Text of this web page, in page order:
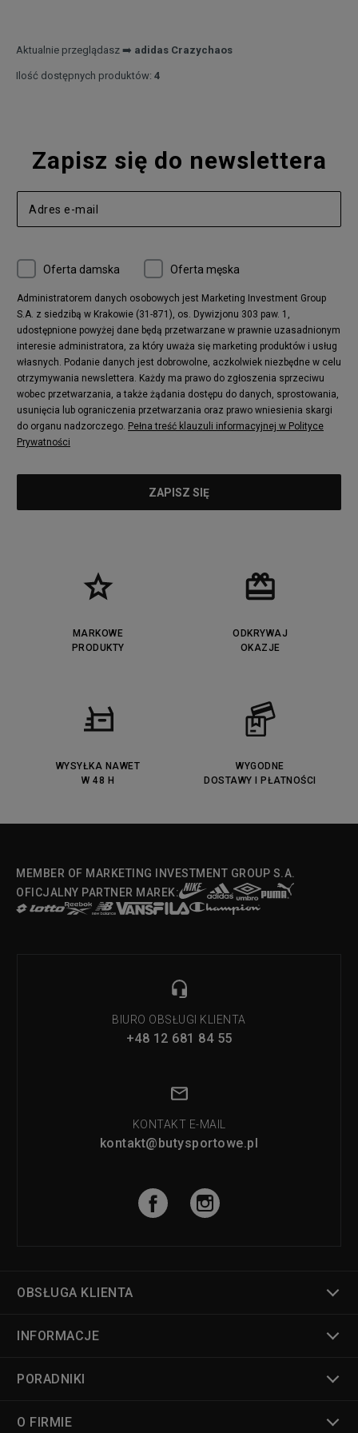
Aktualnie przeglądasz ➡️ adidas Crazychaos
Ilość dostępnych produktów: 4
Zapisz się do newslettera
Oferta damska Oferta męska
Administratorem danych osobowych jest Marketing Investment Group
S.A. z siedzibą w Krakowie (31-871), os. Dywizjonu 303 paw. 1,
udostępnione powyżej dane będą przetwarzane w prawnie uzasadnionym
interesie administratora, za który uważa się marketing produktów i usług
własnych. Podanie danych jest dobrowolne, aczkolwiek niezbędne w celu
otrzymywania newslettera. Każdy ma prawo do zgłoszenia sprzeciwu
wobec przetwarzania, a także żądania dostępu do danych, sprostowania,
usunięcia lub ograniczenia przetwarzania oraz prawo wniesienia skargi
do organu nadzorczego. Pełna treść klauzuli informacyjnej w Polityce
Prywatności
MARKOWE
PRODUKTY
ODKRYWAJ
OKAZJE
WYSYŁKA NAWET
W 48 H
WYGODNE
DOSTAWY I PŁATNOŚCI
MEMBER OF MARKETING INVESTMENT GROUP S.A.
OFICJALNY PARTNER MAREK:
BIURO OBSŁUGI KLIENTA
+48 12 681 84 55
KONTAKT E-MAIL
kontakt@butysportowe.pl
OBSŁUGA KLIENTA
INFORMACJE
PORADNIKI
O FIRMIE